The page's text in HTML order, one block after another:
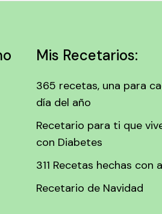
Mis Recetarios:
365 recetas, una para
día del año
Recetario para ti que
con Diabetes
311 Recetas hechas con
Recetario de Navidad